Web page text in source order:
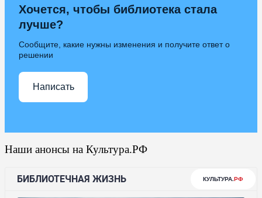
Хочется, чтобы библиотека стала
лучше?
Сообщите, какие нужны изменения и получите ответ о
решении
Написать
Наши анонсы на Культура.РФ